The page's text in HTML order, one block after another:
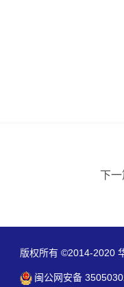
下一
版权所有 ©2014-2020
闽公网安备